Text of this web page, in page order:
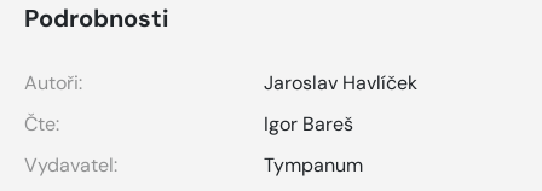
Podrobnosti
Autoři:
Jaroslav Havlíček
Čte:
Igor Bareš
Vydavatel:
Tympanum